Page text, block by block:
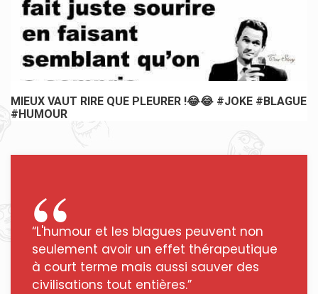
MIEUX VAUT RIRE QUE PLEURER !😂😂 #JOKE #BLAGUE
#HUMOUR
“L'humour et les blagues peuvent non
seulement avoir un effet thérapeutique
à court terme mais aussi sauver des
civilisations tout entières.”